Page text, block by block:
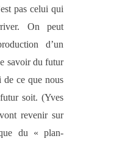
pas celui qui
On peut
d’un
savoir du futur
ce que nous
soit. (Yves
revenir sur
du « plan-